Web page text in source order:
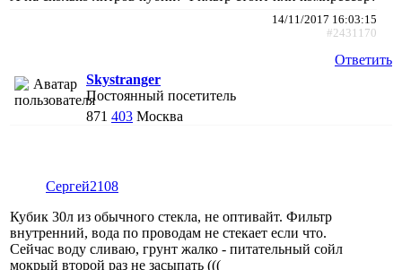
14/11/2017 16:03:15
#2431170
Ответить
Skystranger
Постоянный посетитель
871 403 Москва
Сергей2108
Кубик 30л из обычного стекла, не оптивайт. Фильтр
внутренний, вода по проводам не стекает если что.
Сейчас воду сливаю, грунт жалко - питательный сойл
мокрый второй раз не засыпать (((